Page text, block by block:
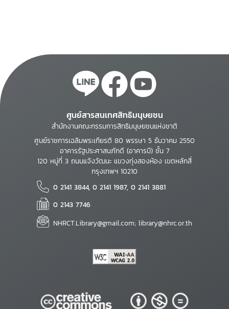
ศูนย์สารสนเทศสิทธิมนุษยชน
สำนักงานคณะกรรมการสิทธิมนุษยชนแห่งชาติ
ศูนย์ราชการเฉลิมพระเกียรติ 80 พรรษา 5 ธันวาคม 2550
อาคารรัฐประศาสนภักดี (อาคารบี) ชั้น 7
120 หมู่ที่ 3 ถนนแจ้งวัฒนะ แขวงทุ่งสองห้อง เขตหลักสี่
กรุงเทพฯ 10210
0 2141 3844, 0 2141 1987, 0 2141 3881
0 2143 7746
NHRCT.Library@gmail.com; library@nhrc.or.th